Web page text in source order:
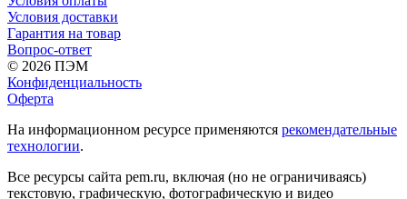
Условия доставки
Гарантия на товар
Вопрос-ответ
© 2026 ПЭМ
Конфиденциальность
Оферта
На информационном ресурсе применяются рекомендательные
технологии.
Все ресурсы сайта pem.ru, включая (но не ограничиваясь)
текстовую, графическую, фотографическую и видео